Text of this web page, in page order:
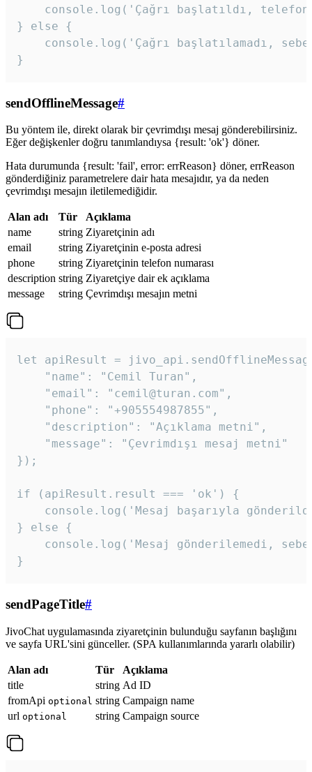
console.log('Çağrı başlatıldı,
} else {
console.log('Çağrı başlatılamadı,
}
sendOfflineMessage#
Bu yöntem ile, direkt olarak bir çevrimdışı mesaj gönderebilirsiniz.
Eğer değişkenler doğru tanımlandıysa {result: 'ok'} döner.
Hata durumunda {result: 'fail', error: errReason} döner, errReason
gönderdiğiniz parametrelere dair hata mesajıdır, ya da neden
çevrimdışı mesajın iletilemediğidir.
Alan adı Tür
Açıklama
name
string Ziyaretçinin adı
email
string Ziyaretçinin e-posta adresi
phone
string Ziyaretçinin telefon numarası
description string Ziyaretçiye dair ek açıklama
message
string Çevrimdışı mesajın metni
let apiResult =
    "name": "Cemil Turan",
    "email": "cemil@turan.com",
    "phone": "+905554987855",
    "description": "Açıklama metni",
    "message": "Çevrimdışı mesaj metni"
});
if (apiResult.result === 'ok') {
console.log('Mesaj başarıyla
} else {
console.log('Mesaj gönderilemedi,
}
sendPageTitle#
JivoChat uygulamasında ziyaretçinin bulunduğu sayfanın başlığını
ve sayfa URL'sini günceller. (SPA kullanımlarında yararlı olabilir)
Alan adı Tür
Açıklama
title
string Ad ID
fromApi optional string Campaign name
url optional string Campaign source